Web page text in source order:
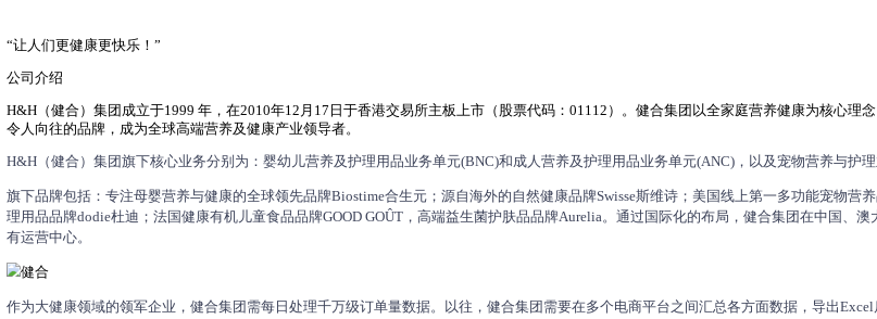
中文
English
登 录
免费试用
全家庭营养与健康企业「健合集团」携手领星提效
H&H（健合）集团，全球高端营养及健康产业领导者。
健康类